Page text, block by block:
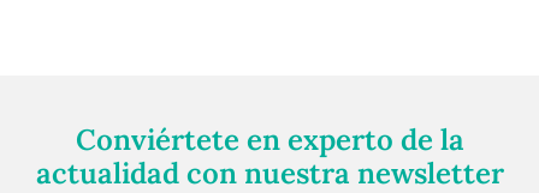
Conviértete en experto de la
actualidad con nuestra newsletter